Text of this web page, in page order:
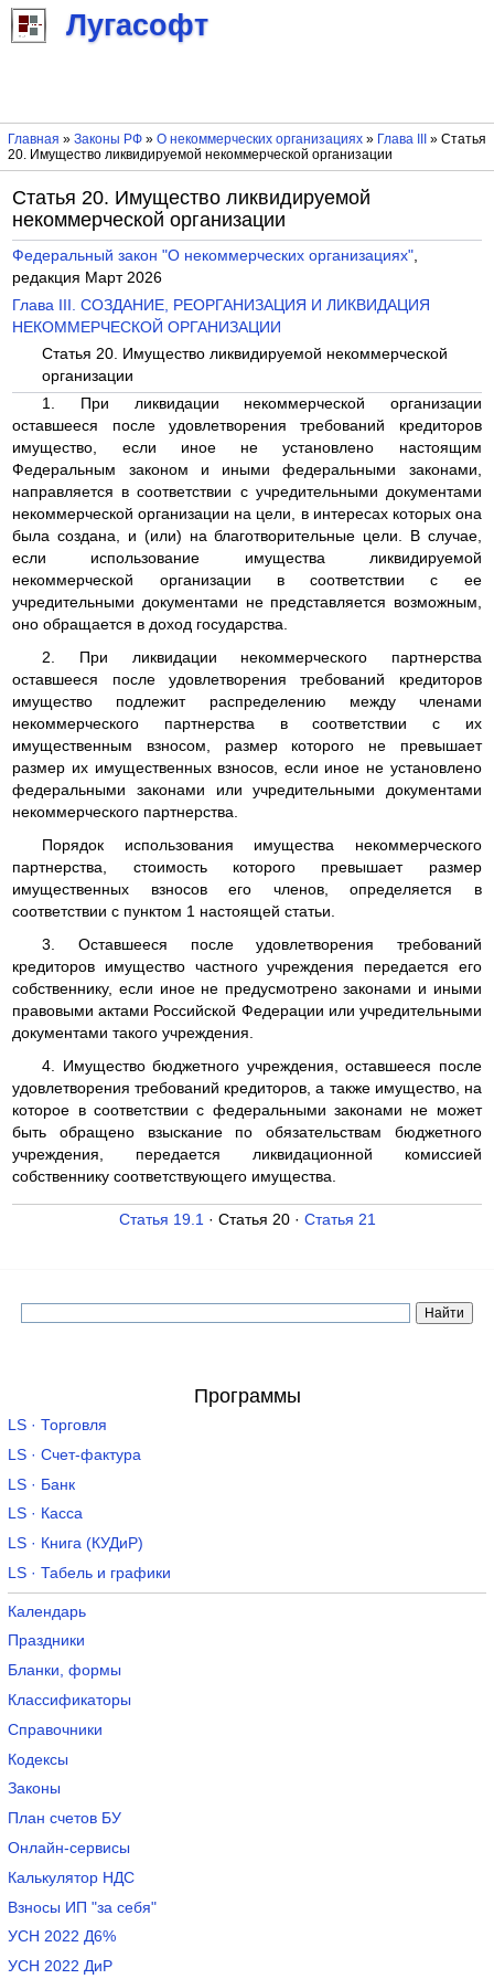
Лугасофт
Главная » Законы РФ» О некоммерческих организациях» Глава III
» Статья
20. Имущество ликвидируемой некоммерческой организации
Статья 20. Имущество ликвидируемой
некоммерческой организации
Федеральный закон "О некоммерческих организациях",
редакция Март 2026
Глава III. СОЗДАНИЕ, РЕОРГАНИЗАЦИЯ И ЛИКВИДАЦИЯ
НЕКОММЕРЧЕСКОЙ ОРГАНИЗАЦИИ
Статья 20. Имущество ликвидируемой некоммерческой
организации
1. При ликвидации некоммерческой организации
оставшееся после удовлетворения требований кредиторов
имущество, если иное не установлено настоящим
Федеральным законом и иными федеральными законами,
направляется в соответствии с учредительными документами
некоммерческой организации на цели, в интересах которых она
была создана, и (или) на благотворительные цели. В случае,
если использование имущества ликвидируемой
некоммерческой организации в соответствии с ее
учредительными документами не представляется возможным,
оно обращается в доход государства.
2. При ликвидации некоммерческого партнерства
оставшееся после удовлетворения требований кредиторов
имущество подлежит распределению между членами
некоммерческого партнерства в соответствии с их
имущественным взносом, размер которого не превышает
размер их имущественных взносов, если иное не установлено
федеральными законами или учредительными документами
некоммерческого партнерства.
Порядок использования имущества некоммерческого
партнерства, стоимость которого превышает размер
имущественных взносов его членов, определяется в
соответствии с пунктом 1 настоящей статьи.
3. Оставшееся после удовлетворения требований
кредиторов имущество частного учреждения передается его
собственнику, если иное не предусмотрено законами и иными
правовыми актами Российской Федерации или учредительными
документами такого учреждения.
4. Имущество бюджетного учреждения, оставшееся после
удовлетворения требований кредиторов, а также имущество, на
которое в соответствии с федеральными законами не может
быть обращено взыскание по обязательствам бюджетного
учреждения, передается ликвидационной комиссией
собственнику соответствующего имущества.
Статья 19.1· Статья 20 · Статья 21
Программы
LS · Торговля
LS · Счет-фактура
LS · Банк
LS · Касса
LS · Книга (КУДиР)
LS · Табель и графики
Календарь
Праздники
Бланки, формы
Классификаторы
Справочники
Кодексы
Законы
План счетов БУ
Онлайн-сервисы
Калькулятор НДС
Взносы ИП "за себя"
УСН 2022 Д6%
УСН 2022 ДиР